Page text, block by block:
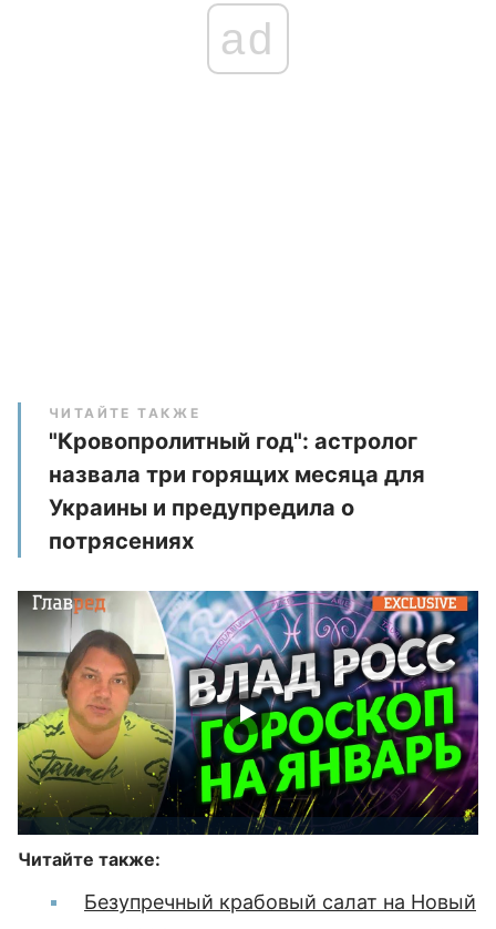
ad
ЧИТАЙТЕ ТАКЖЕ
"Кровопролитный год": астролог
назвала три горящих месяца для
Украины и предупредила о
потрясениях
Читайте также:
Безупречный крабовый салат на Новый